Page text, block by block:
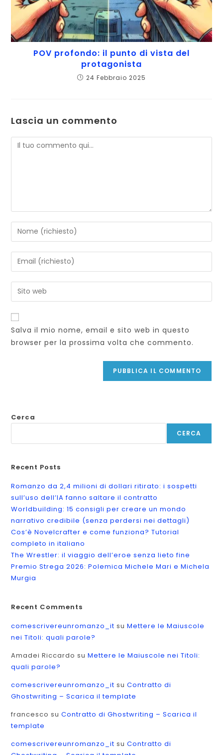
POV profondo: il punto di vista del
protagonista
24 Febbraio 2025
Lascia un commento
Commento
Inserisci
il
tuo
nome
nome
utente
per
commentare
Inserisci
il
tuo
indirizzo
per
commentare
Inserisci
l'URL
del
sito
(facoltativo)
Salva il mio nome, email e sito web in questo
browser per la prossima volta che commento.
Cerca
CERCA
Recent Posts
Romanzo da 2,4 milioni di dollari ritirato: i sospetti
sull’uso dell’IA fanno saltare il contratto
Worldbuilding: 15 consigli per creare un mondo
narrativo credibile (senza perdersi nei dettagli)
Cos’è Novelcrafter e come funziona? Tutorial
completo in italiano
The Wrestler: il viaggio dell’eroe senza lieto fine
Premio Strega 2026: Polemica Michele Mari e Michela
Murgia
Recent Comments
comescrivereunromanzo_it suMettere le Maiuscole
nei Titoli: quali parole?
Amadei Riccardo suMettere le Maiuscole nei Titoli:
quali parole?
comescrivereunromanzo_it suContratto di
Ghostwriting – Scarica il template
francesco suContratto di Ghostwriting – Scarica il
template
comescrivereunromanzo_it suContratto di